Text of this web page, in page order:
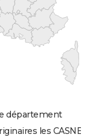
département
les